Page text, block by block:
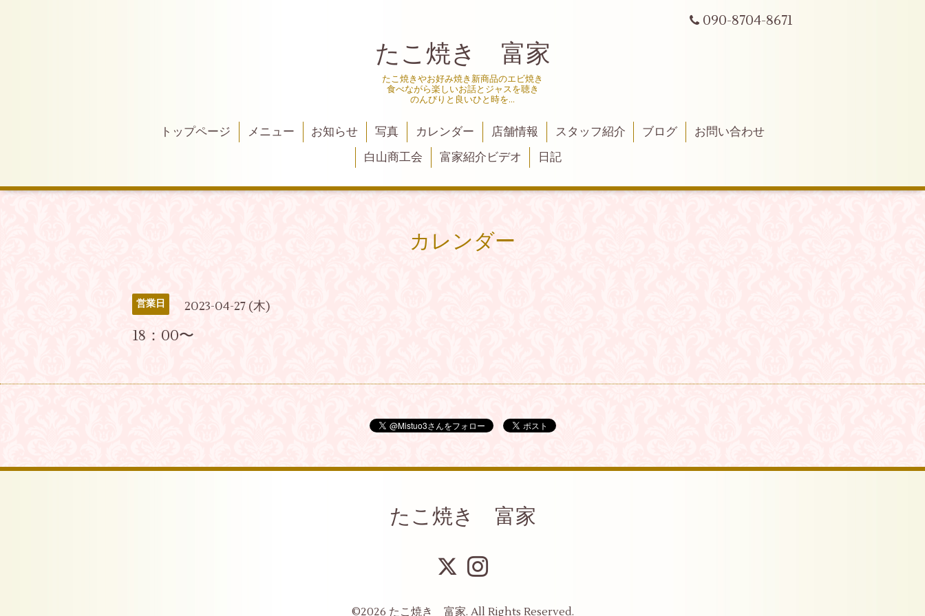
090-8704-8671
たこ焼き 富家
たこ焼きやお好み焼き新商品のエビ焼き
食べながら楽しいお話とジャスを聴き
のんびりと良いひと時を…
トップページ メニュー お知らせ 写真 カレンダー 店舗情報 スタッフ紹介 ブログ
お問い合わせ
白山商工会
富家紹介ビデオ 日記
カレンダー
営業日 2023-04-27 (木)
18：00〜
たこ焼き 富家
©2026 たこ焼き 富家. All Rights Reserved.